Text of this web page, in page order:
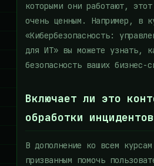
которыми они работают,
очень ценным. Например, в
«Кибербезопасность:
для ИТ» вы можете узнать,
безопасность ваших бизнес-
Включает ли это
обработки
В дополнение ко всем
призванным помочь